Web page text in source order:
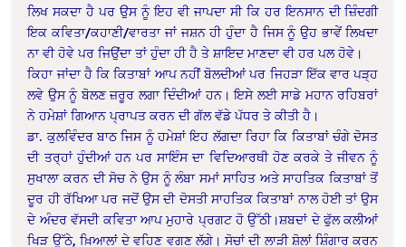
ਲਿਖ ਸਕਦਾ ਹੈ ਪਰ ਉਸ ਨੂੰ ਇਹ ਵੀ ਜਾਪਦਾ ਸੀ ਕਿ ਹਰ ਇਨਸਾਨ ਦੀ ਜ਼ਿੰਦਗੀ
ਇਕ ਕਵਿਤਾ/ਕਹਾਣੀ/ਵਾਰਤਾ ਜਾਂ ਜਸ਼ਨ ਹੀ ਹੁੰਦਾ ਹੈ ਜਿਸ ਨੂੰ ਉਹ ਭਾਵੇਂ ਲਿਖਦਾ
ਨਾ ਵੀ ਹੋਵੇ ਪਰ ਜਿਉਂਦਾ ਤਾਂ ਹੁੰਦਾ ਹੀ ਹੈ ਤੇ ਸ਼ਾਇਦ ਮਾਣਦਾ ਵੀ ਹਰ ਪਲ ਹੋਵੇ।
ਕਿਹਾ ਜਾਂਦਾ ਹੈ ਕਿ ਕਿਤਾਬਾਂ ਆਪ ਨਹੀਂ ਬੋਲਦੀਆਂ ਪਰ ਜਿਹੜਾ ਇੱਕ ਵਾਰ ਪੜ੍ਹ
ਲਵੇ ਉਸ ਨੂੰ ਬੋਲਣ ਜ਼ਰੂਰ ਲਗਾ ਦਿੰਦੀਆਂ ਹਨ। ਇਸੇ ਲਈ ਸਾਡੇ ਮਹਾਨ ਰਹਿਬਰਾਂ
ਨੇ ਹਮੇਸ਼ਾਂ ਗਿਆਨ ਪ੍ਰਾਪਤ ਕਰਨ ਦੀ ਗੱਲ ਵੱਡੇ ਪੱਧਰ ਤੇ ਕੀਤੀ ਹੈ।
ਡਾ. ਕੁਲਵਿੰਦਰ ਬਾਠ ਜਿਸ ਨੂੰ ਹਮੇਸ਼ਾਂ ਇਹ ਲੱਗਦਾ ਰਿਹਾ ਕਿ ਕਿਤਾਬਾਂ ਚੰਗੇ ਦੋਸਤ
ਦੀ ਤਰ੍ਹਾਂ ਹੁੰਦੀਆਂ ਹਨ ਪਰ ਸਾਇੰਸ ਦਾ ਵਿਦਿਆਰਥੀ ਹੋਣ ਕਰਕੇ ਤੇ ਜੀਵਨ ਨੂੰ
ਸੁਖਾਲਾ ਕਰਨ ਦੀ ਸੋਚ ਨੇ ਉਸ ਨੂੰ ਲੰਬਾ ਸਮਾਂ ਸਾਹਿਤ ਅਤੇ ਸਾਹਤਿਕ ਕਿਤਾਬਾਂ ਤੋਂ
ਦੂਰ ਹੀ ਰੱਖਿਆ ਪਰ ਜਦੋਂ ਉਸ ਦੀ ਦੋਸਤੀ ਸਾਹਤਿਕ ਕਿਤਾਬਾਂ ਨਾਲ ਹੋਈ ਤਾਂ ਉਸ
ਦੇ ਅੰਦਰ ਵੱਸਦੀ ਕਵਿਤਾ ਆਪ ਮੁਹਾਰੇ ਪ੍ਰਗਟ ਹੋ ਉੱਠੀ।ਸ਼ਬਦਾਂ ਦੇ ਫੁੱਲ ਕਲੀਆਂ
ਖਿੜ ਉੱਠੇ, ਖ਼ਿਆਲਾਂ ਦੇ ਵਹਿਣ ਵਗਣ ਲੱਗੇ। ਸੋਚਾਂ ਦੀ ਲਾੜੀ ਸ਼ੋਲਾਂ ਸ਼ਿੰਗਾਰ ਕਰਨ